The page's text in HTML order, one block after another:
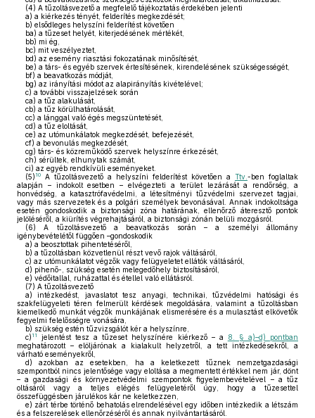
(4) A tűzoltásvezető a megfelelő tájékoztatás érdekében jelenti
a) a kiérkezés tényét, felderítés megkezdését;
b) elsődleges helyszíni felderítést követően
ba) a tűzeset helyét, kiterjedésének mértékét,
bb) mi ég,
bc) mit veszélyeztet,
bd) az esemény riasztási fokozatának minősítését,
be) a társ- és egyéb szervek értesítésének, kirendelésének szükségességét,
bf) a beavatkozás módját,
bg) az irányítási módot az alapirányítás kivételével;
c) a további visszajelzések során
ca) a tűz alakulását,
cb) a tűz körülhatárolását,
cc) a lánggal való égés megszüntetését,
cd) a tűz eloltását,
ce) az utómunkálatok megkezdését, befejezését,
cf) a bevonulás megkezdését,
cg) társ- és közreműködő szervek helyszínre érkezését,
ch) sérültek, elhunytak számát,
ci) az egyéb rendkívüli eseményeket.
(5) 10 A tűzoltásvezető a helyszíni felderítést követően a Ttv. -ben foglaltak
alapján – indokolt esetben – elvégezteti a terület lezárását a rendőrség, a
honvédség, a katasztrófavédelmi, a létesítményi tűzvédelmi szervezet tagjai,
vagy más szervezetek és a polgári személyek bevonásával. Annak indokoltsága
esetén gondoskodik a biztonsági zóna határának, ellenőrző áteresztő pontok
jelöléséről, a kiürítés végrehajtásáról, a biztonsági zónán belüli mozgásról.
(6) A tűzoltásvezető a beavatkozás során – a személyi állomány
igénybevételétől függően –gondoskodik
a) a beosztottak pihentetéséről,
b) a tűzoltásban közvetlenül részt vevő rajok váltásáról,
c) az utómunkálatot végzők vagy felügyeletet ellátók váltásáról,
d) pihenő-, szükség esetén melegedőhely biztosításáról,
e) védőitallal, ruházattal és étellel való ellátásról.
(7) A tűzoltásvezető
a) intézkedést, javaslatot tesz anyagi, technikai, tűzvédelmi hatósági és
szakfelügyeleti téren felmerült kérdések megoldására, valamint a tűzoltásban
kiemelkedő munkát végzők munkájának elismerésére és a mulasztást elkövetők
fegyelmi felelősségre vonására,
b) szükség estén tűzvizsgálót kér a helyszínre,
c) 11 jelentést tesz a tűzeset helyszínére kiérkező – a
8. § a)–d) pontban
meghatározott – elöljárónak a kialakult helyzetről, a tett intézkedésekről, a
várható eseményekről,
d) azokban az esetekben, ha a keletkezett tűznek nemzetgazdasági
szempontból nincs jelentősége vagy eloltása a megmentett értékkel nem jár, dönt
– a gazdasági és környezetvédelmi szempontok figyelembevételével – a tűz
oltásáról vagy a teljes elégés felügyeletéről úgy, hogy a tűzesettel
összefüggésben járulékos kár ne keletkezzen,
e) zárt térbe történő behatolás elrendelésével egy időben intézkedik a létszám
és a felszerelések ellenőrzéséről és annak nyilvántartásáról.